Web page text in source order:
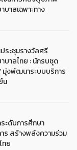
าลเฉพาะทาง
ระชุมรางวัลศรี
บาลไทย : นักรบชุด
มุ่งพัฒนาระบบบริการ
น
ะดับการศึกษา
ร สร้างพลังความร่วม
ทย